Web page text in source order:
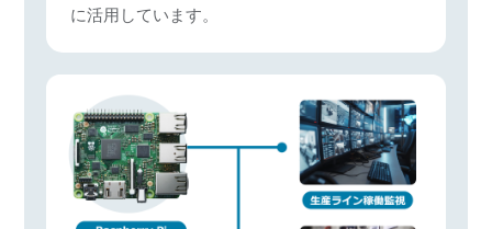
に活用しています。